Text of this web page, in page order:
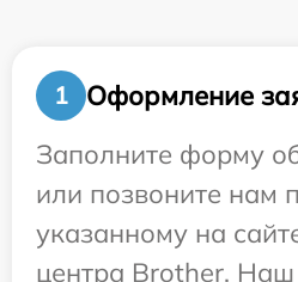
1
Оформление
Заполните форму
или позвоните нам
указанному на
центра Brother.